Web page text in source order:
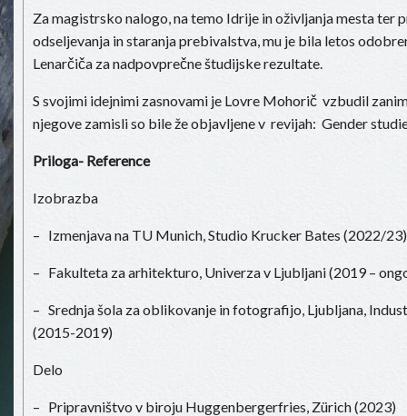
Za magistrsko nalogo, na temo Idrije in oživljanja mesta ter
odseljevanja in staranja prebivalstva, mu je bila letos
Lenarčiča za nadpovprečne študijske rezultate.
S svojimi idejnimi zasnovami je Lovre Mohorič vzbudil
njegove zamisli so bile že objavljene v revijah: Gender
Priloga- Reference
Izobrazba
– Izmenjava na TU Munich, Studio Krucker Bates (2022/23)
– Fakulteta za arhitekturo, Univerza v Ljubljani (2019 –
– Srednja šola za oblikovanje in fotografijo, Ljubljana,
(2015-2019)
Delo
– Pripravništvo v biroju Huggenbergerfries, Zürich (2023)